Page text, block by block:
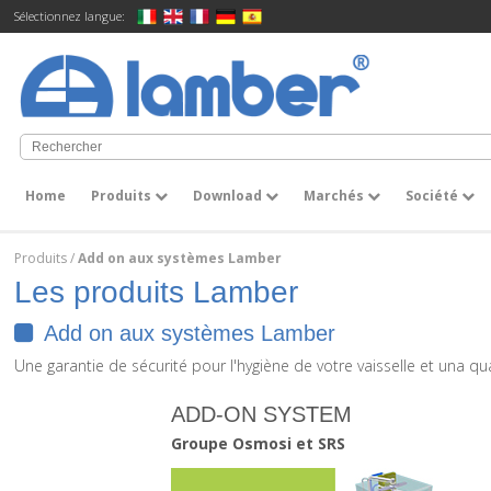
Sélectionnez langue:
Home Produits Download Marchés Société
Produits/Add on aux systèmes Lamber
Les produits Lamber
Add on aux systèmes Lamber
Une garantie de sécurité pour l'hygiène de votre vaisselle et una
ADD-ON SYSTEM
Groupe Osmosi et SRS